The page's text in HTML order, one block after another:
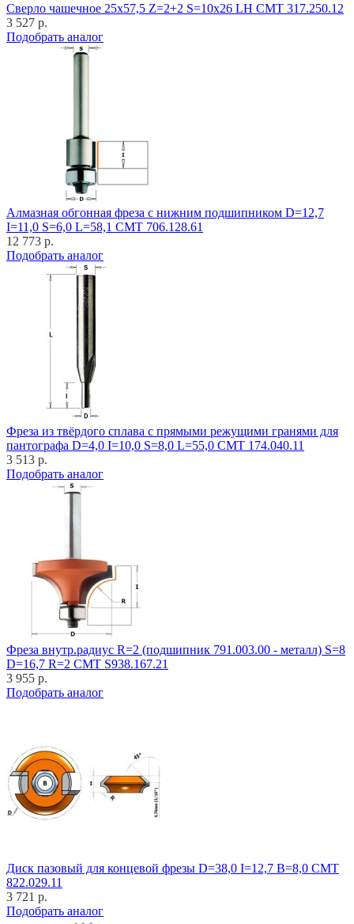
Cверло чашечное 25x57,5 Z=2+2 S=10x26 LH CMT 317.250.12
3 527 р.
Подобрать аналог
Алмазная обгонная фреза с нижним подшипником D=12,7
I=11,0 S=6,0 L=58,1 CMT 706.128.61
12 773 р.
Подобрать аналог
Фреза из твёрдого сплава с прямыми режущими гранями для
пантографа D=4,0 I=10,0 S=8,0 L=55,0 CMT 174.040.11
3 513 р.
Подобрать аналог
Фреза внутр.радиус R=2 (подшипник 791.003.00 - металл) S=8
D=16,7 R=2 CMT S938.167.21
3 955 р.
Подобрать аналог
Диск пазовый для концевой фрезы D=38,0 I=12,7 B=8,0 CMT
822.029.11
3 721 р.
Подобрать аналог